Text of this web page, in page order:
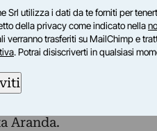
sta realizzando il
to) con Book
e editore.
Pedraglio
in concomitanza di
Aranda.
Srl utilizza i dati da te forniti per
della privacy come indicato nella
verranno trasferiti su MailChimp e
. Potrai disiscriverti in qualsiasi